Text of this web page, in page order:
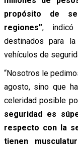
propósito de
regiones”, indicó
destinados para
vehículos de
“Nosotros le
agosto, sino que
celeridad posible
seguridad es
respecto con la
tienen